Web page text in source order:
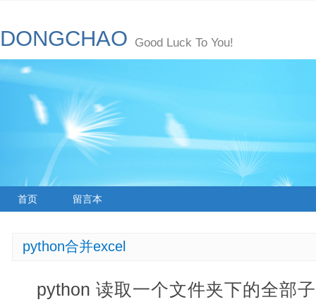
DONGCHAO Good Luck To You!
首页 留言本
python合并excel
python 读取一个文件夹下的全部